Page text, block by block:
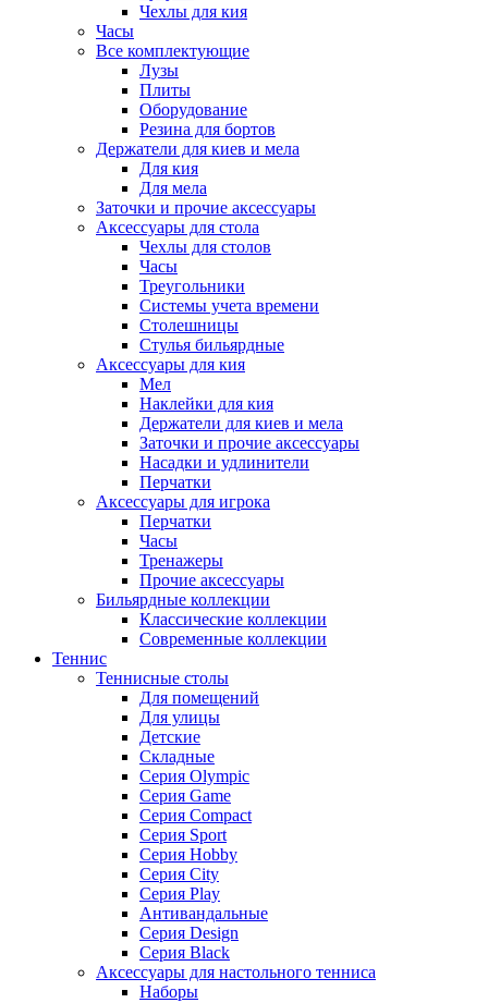
Чехлы для кия
Часы
Все комплектующие
Лузы
Плиты
Оборудование
Резина для бортов
Держатели для киев и мела
Для кия
Для мела
Заточки и прочие аксессуары
Аксессуары для стола
Чехлы для столов
Часы
Треугольники
Системы учета времени
Столешницы
Стулья бильярдные
Аксессуары для кия
Мел
Наклейки для кия
Держатели для киев и мела
Заточки и прочие аксессуары
Насадки и удлинители
Перчатки
Аксессуары для игрока
Перчатки
Часы
Тренажеры
Прочие аксессуары
Бильярдные коллекции
Классические коллекции
Современные коллекции
Теннис
Теннисные столы
Для помещений
Для улицы
Детские
Складные
Серия Olympic
Серия Game
Серия Compact
Серия Sport
Серия Hobby
Серия City
Серия Play
Антивандальные
Серия Design
Серия Black
Аксессуары для настольного тенниса
Наборы